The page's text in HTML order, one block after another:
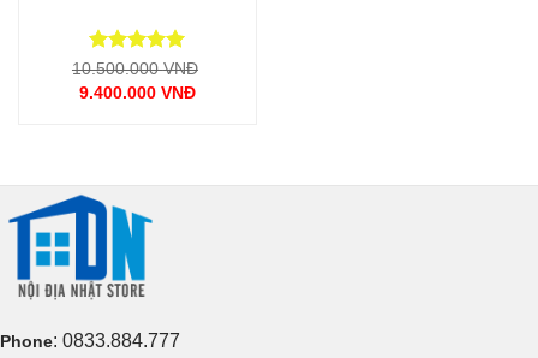
Được xếp
hạng55
10.500.000VNĐ
9.400.000 VNĐ
Phone: 0833.884.777